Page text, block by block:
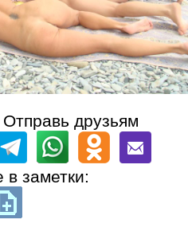
друзьям
в заметки: